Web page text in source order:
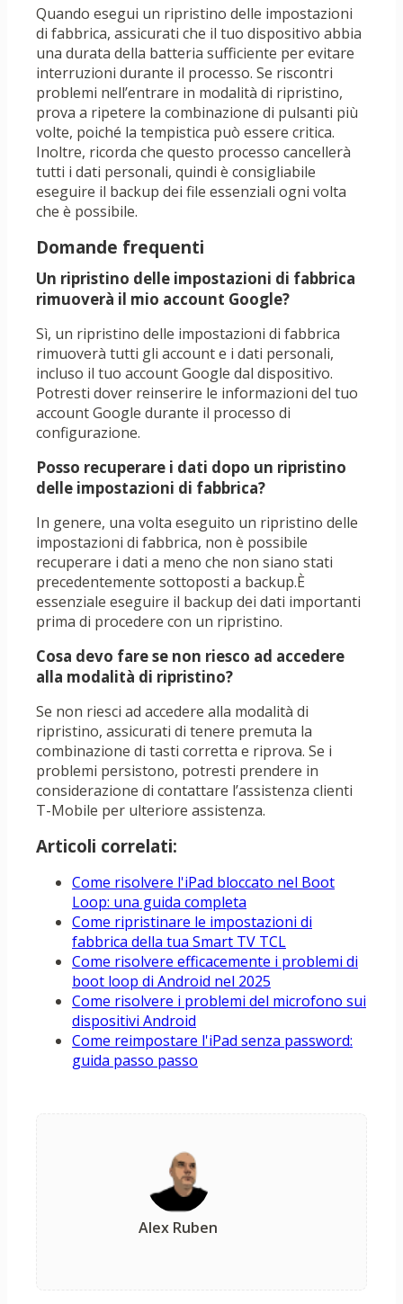
Quando esegui un ripristino delle impostazioni
di fabbrica, assicurati che il tuo dispositivo abbia
una durata della batteria sufficiente per evitare
interruzioni durante il processo. Se riscontri
problemi nell’entrare in modalità di ripristino,
prova a ripetere la combinazione di pulsanti più
volte, poiché la tempistica può essere critica.
Inoltre, ricorda che questo processo cancellerà
tutti i dati personali, quindi è consigliabile
eseguire il backup dei file essenziali ogni volta
che è possibile.
Domande frequenti
Un ripristino delle impostazioni di fabbrica
rimuoverà il mio account Google?
Sì, un ripristino delle impostazioni di fabbrica
rimuoverà tutti gli account e i dati personali,
incluso il tuo account Google dal dispositivo.
Potresti dover reinserire le informazioni del tuo
account Google durante il processo di
configurazione.
Posso recuperare i dati dopo un ripristino
delle impostazioni di fabbrica?
In genere, una volta eseguito un ripristino delle
impostazioni di fabbrica, non è possibile
recuperare i dati a meno che non siano stati
precedentemente sottoposti a backup.È
essenziale eseguire il backup dei dati importanti
prima di procedere con un ripristino.
Cosa devo fare se non riesco ad accedere
alla modalità di ripristino?
Se non riesci ad accedere alla modalità di
ripristino, assicurati di tenere premuta la
combinazione di tasti corretta e riprova. Se i
problemi persistono, potresti prendere in
considerazione di contattare l’assistenza clienti
T-Mobile per ulteriore assistenza.
Articoli correlati:
Come risolvere l'iPad bloccato nel Boot
Loop: una guida completa
Come ripristinare le impostazioni di
fabbrica della tua Smart TV TCL
Come risolvere efficacemente i problemi di
boot loop di Android nel 2025
Come risolvere i problemi del microfono sui
dispositivi Android
Come reimpostare l'iPad senza password:
guida passo passo
Alex Ruben